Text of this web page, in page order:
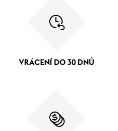
VRÁCENÍ DO 30 DNŮ